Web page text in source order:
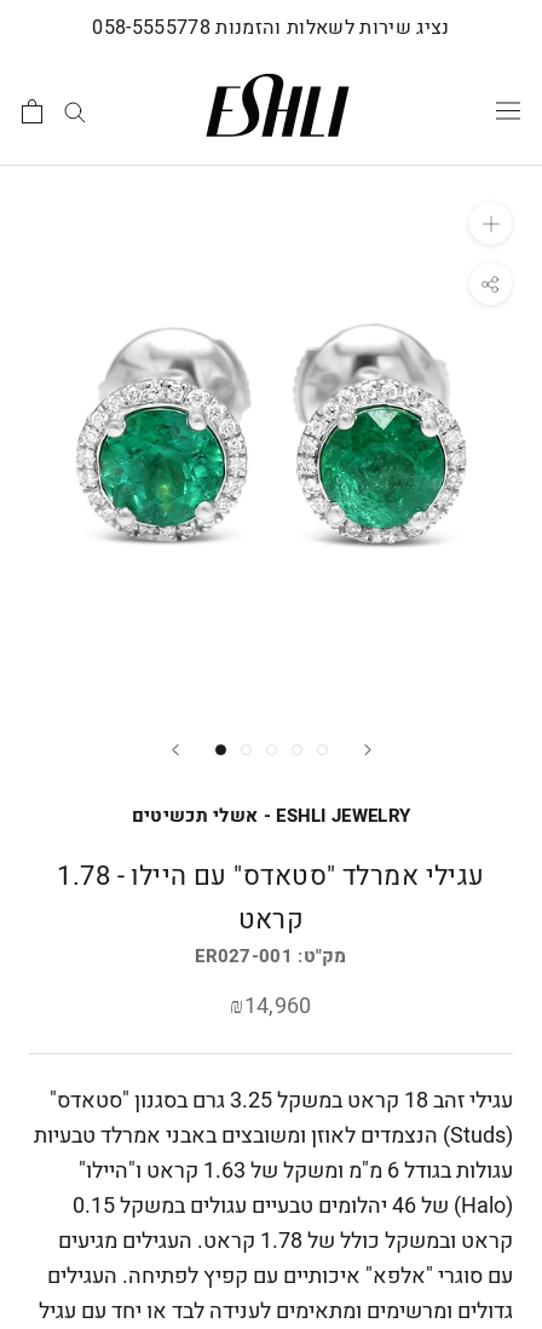
נציג שירות לשאלות והזמנות 058-5555778
ESHLI JEWELRY - אשלי תכשיטים
עגילי אמרלד "סטאדס" עם היילו - 1.78
קראט
מק"ט: ER027-001
₪14,960
עגילי זהב 18 קראט במשקל 3.25 גרם בסגנון "סטאדס"
(Studs) הנצמדים לאוזן ומשובצים באבני אמרלד טבעיות
עגולות בגודל 6 מ"מ ומשקל של 1.63 קראט ו"
היילו"
(Halo) של 46 יהלומים טבעיים עגולים במשקל 0.15
קראט ובמשקל כולל של 1.78 קראט. העגילים מגיעים
עם סוגרי "אלפא" איכותיים עם קפיץ לפתיחה. העגילים
גדולים ומרשימים ומתאימים לענידה לבד או יחד עם עגיל